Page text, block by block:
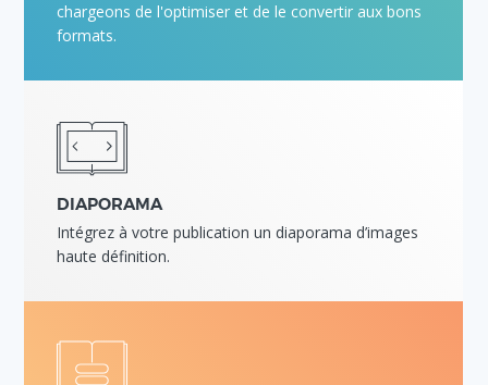
chargeons de l'optimiser et de le convertir aux bons
formats.
DIAPORAMA
Intégrez à votre publication un diaporama d’images
haute définition.